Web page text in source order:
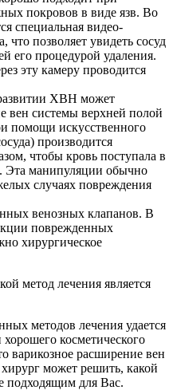
покровов в виде язв. Во
специальная видео-
что позволяет увидеть сосуд
его процедурой удаления.
эту камеру проводится
ХВН может
вен системы верхней полой
помощи искусственного
производится
чтобы кровь поступала в
Эта манипуляции обычно
случаях повреждения
венозных клапанов. В
поврежденных
хирургическое
метод лечения является
методов лечения удается
косметического
варикозное расширение вен
может решить, какой
подходящим для Вас.